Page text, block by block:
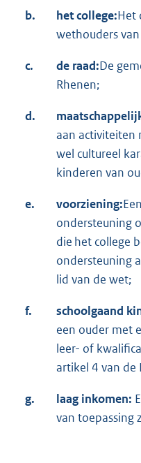
b. het college:Het
wethouders
c. de raad:De
Rhenen;
d.
aan activiteiten
wel cultureel
kinderen van
e. voorziening:
ondersteuning
die het college
ondersteuning
lid van de wet;
f. schoolgaand
een ouder met
leer- of
artikel 4 van de
g. laag inkomen:
van toepassing